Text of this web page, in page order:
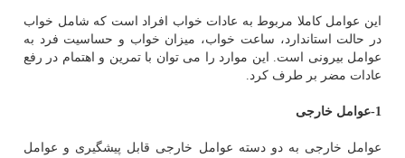
این عوامل كاملا مربوط به عادات خواب افراد است كه شامل خواب
در حالت استاندارد، ساعت خواب، میزان خواب و حساسیت فرد به
عوامل بیرونی است. این موارد را می توان با تمرین و اهتمام در رفع
عادات مضر بر طرف كرد.
1
-عوامل خارجی
عوامل خارجی به دو دسته عوامل خارجی قابل پیشگیری و عوامل